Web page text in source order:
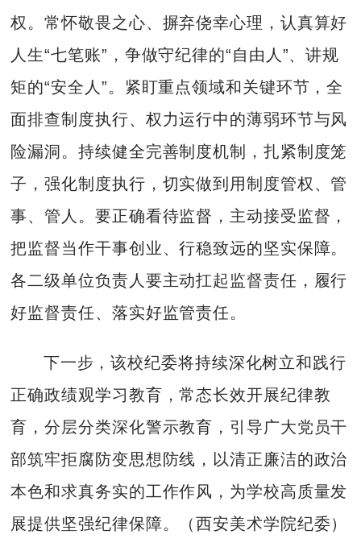
权。常怀敬畏之心、摒弃侥幸心理，认真算好
人生“七笔账”，争做守纪律的“自由人”、讲规
矩的“安全人”。紧盯重点领域和关键环节，全
面排查制度执行、权力运行中的薄弱环节与风
险漏洞。持续健全完善制度机制，扎紧制度笼
子，强化制度执行，切实做到用制度管权、管
事、管人。要正确看待监督，主动接受监督，
把监督当作干事创业、行稳致远的坚实保障。
各二级单位负责人要主动扛起监督责任，履行
好监督责任、落实好监管责任。
下一步，该校纪委将持续深化树立和践行
正确政绩观学习教育，常态长效开展纪律教
育，分层分类深化警示教育，引导广大党员干
部筑牢拒腐防变思想防线，以清正廉洁的政治
本色和求真务实的工作作风，为学校高质量发
展提供坚强纪律保障。（西安美术学院纪委）